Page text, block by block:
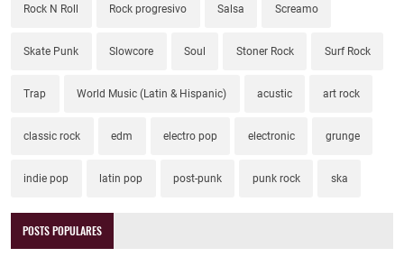
Rock N Roll Rock progresivo Salsa Screamo
Skate Punk Slowcore Soul Stoner Rock Surf Rock
Trap World Music (Latin & Hispanic) acustic art rock
classic rock edm electro pop electronic grunge
indie pop latin pop post-punk punk rock ska
POSTS POPULARES